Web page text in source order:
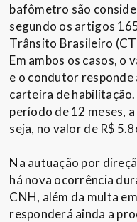
bafômetro são
segundo os artigos
Trânsito Brasileiro
Em ambos os casos, o
e o condutor responde
carteira de
período de 12 meses,
seja, no valor de R$
Na autuação por
há nova ocorrência
CNH, além da multa
responderá ainda a